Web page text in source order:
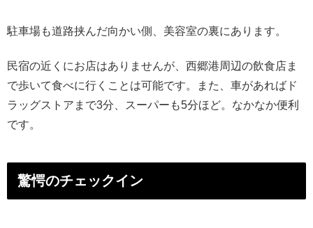
駐車場も道路挟んだ向かい側、美容室の裏にあります。
民宿の近くにお店はありませんが、西郷港周辺の飲食店ま
で歩いて食べに行くことは可能です。また、車があればド
ラッグストアまで3分、スーパーも5分ほど。なかなか便利
です。
驚愕のチェックイン